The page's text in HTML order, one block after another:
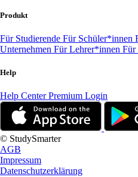
Produkt
Für Studierende Für Schüler*innen
Unternehmen Für Lehrer*innen Für
Help
Help CenterPremium Login
© StudySmarter
AGB
Impressum
Datenschutzerklärung